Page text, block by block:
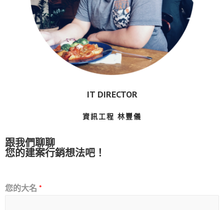
IT DIRECTOR
資訊工程 林豐儀
跟我們聊聊
您的建案行銷想法吧！
您的大名 *